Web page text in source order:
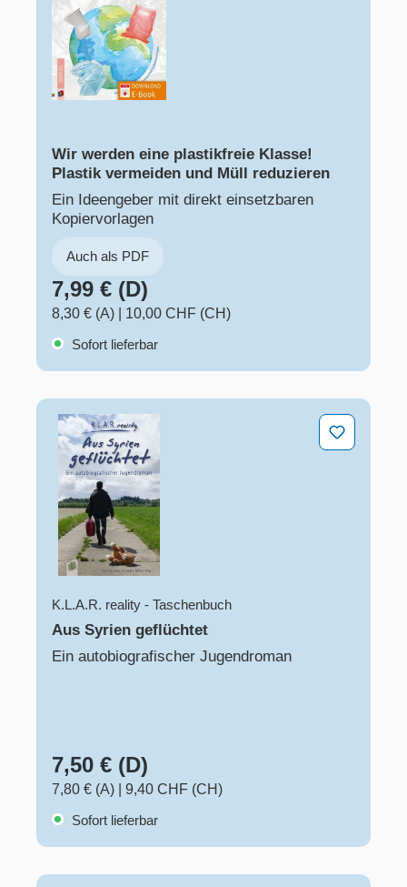
Wir werden eine plastikfreie Klasse!
Plastik vermeiden und Müll reduzieren
Ein Ideengeber mit direkt einsetzbaren
Kopiervorlagen
Auch als PDF
7,99 € (D)
8,30 € (A)
10,00 CHF (CH)
Sofort lieferbar
Aus Syrien geflüchtet
K.L.A.R. reality - Taschenbuch
Aus Syrien geflüchtet
Ein autobiografischer Jugendroman
7,50 € (D)
7,80 € (A)
9,40 CHF (CH)
Sofort lieferbar